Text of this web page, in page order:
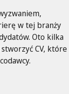
w tej branży
Oto kilka
CV, które